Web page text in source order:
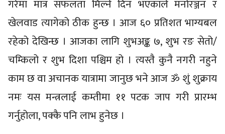
गरेमा मात्र सफलता मिल्ने दिन भएकाले मनोरञ्जन र
खेलवाड त्यागेको ठीक हुन्छ । आज ६० प्रतिशत भाग्यबल
रहेको देखिन्छ । आजका लागि शुभअङ्क ७, शुभ रङ सेतो/
चम्किलो र शुभ दिशा पश्चिम हो । त्यस्तै कुनै नगरी नहुने
काम छ वा अचानक यात्रामा जानुछ भने आज ॐ शुं शुक्राय
नमः यस मन्त्रलाई कम्तीमा ११ पटक जाप गरी प्रारम्भ
गर्नुहोला, पक्कै पनि लाभ हुनेछ ।